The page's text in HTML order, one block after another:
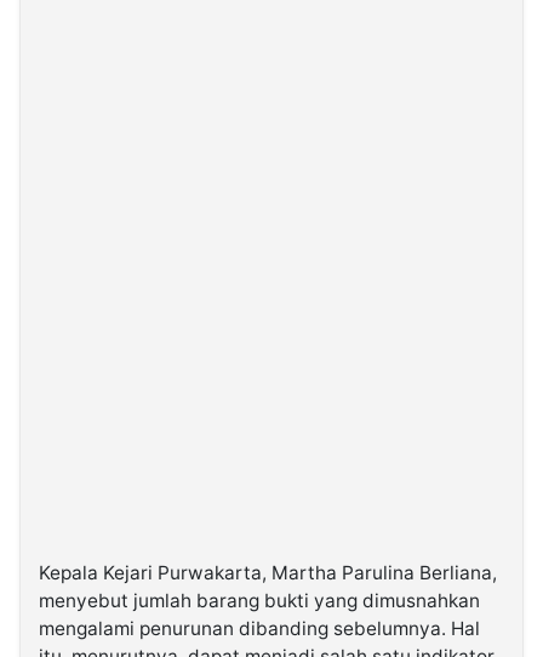
Kepala Kejari Purwakarta, Martha Parulina Berliana,
menyebut jumlah barang bukti yang dimusnahkan
mengalami penurunan dibanding sebelumnya. Hal